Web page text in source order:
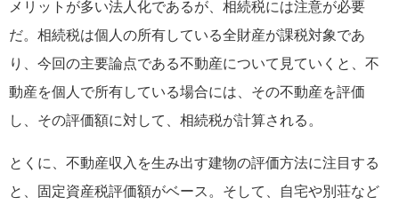
メリットが多い法人化であるが、相続税には注意が必要
だ。相続税は個人の所有している全財産が課税対象であ
り、今回の主要論点である不動産について見ていくと、不
動産を個人で所有している場合には、その不動産を評価
し、その評価額に対して、相続税が計算される。
とくに、不動産収入を生み出す建物の評価方法に注目する
と、固定資産税評価額がベース。そして、自宅や別荘など